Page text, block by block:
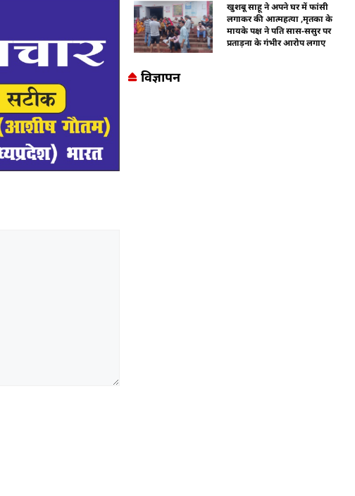
खुशबू साहू ने अपने घर में फांसी
लगाकर की आत्महत्या ,मृतका के
मायके पक्ष ने पति सास-ससुर पर
प्रताड़ना के गंभीर आरोप लगाए
विज्ञापन